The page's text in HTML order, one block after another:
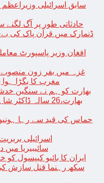
سابق اسرائیلی وزیراعظم
حادثاتی طور پر آگ لگنے
ڈنمارک میں قرآن پاک کی
افغان وزیر پاسپورٹ
غزہ میں بفر زون منصوبے
مغرب کا بگڑا
بھارت کو ہم نے سنگین
بھارت،26 سالہ
حماس کی قید سے رہا
اسرائیلی
سائیبیریا میں
ایران کا بائیو کیپسول کو
سکھ رہنما قتل سازش